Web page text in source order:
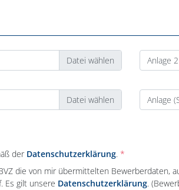
Anlage
Anlage
der Datenschutzerklärung.
die von mir übermittelten Bewerberdaten,
Es gilt unsere Datenschutzerklärung.